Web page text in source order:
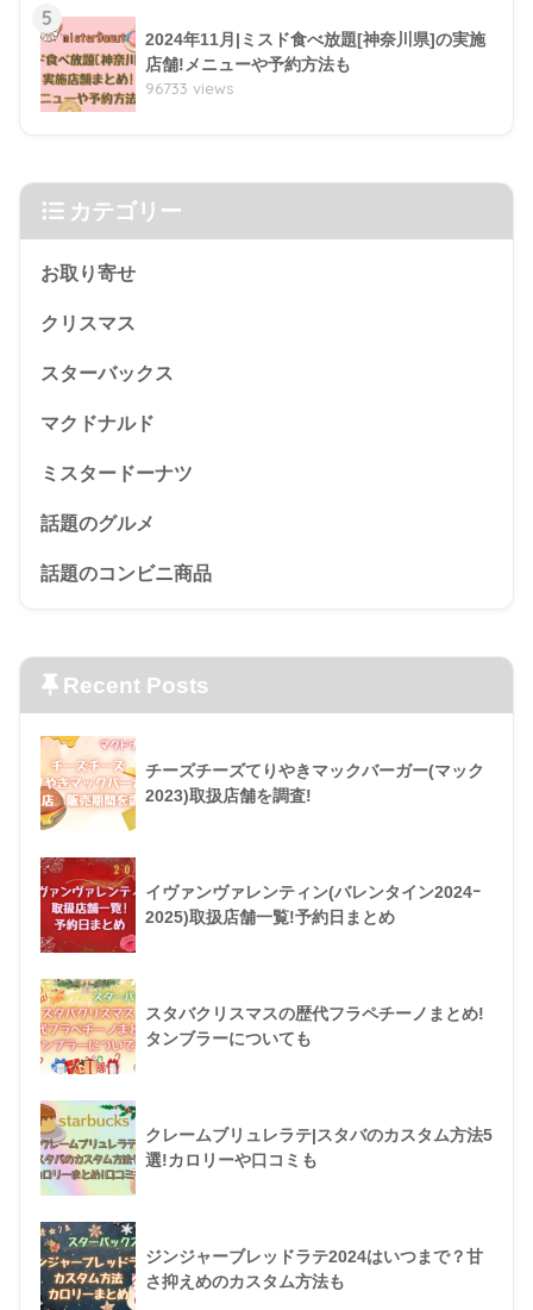
5
2024年11月|ミスド食べ放題[神奈川県]の実施
店舗!メニューや予約方法も
96733 views
カテゴリー
お取り寄せ
クリスマス
スターバックス
マクドナルド
ミスタードーナツ
話題のグルメ
話題のコンビニ商品
Recent Posts
チーズチーズてりやきマックバーガー(マック
2023)取扱店舗を調査!
イヴァンヴァレンティン(バレンタイン2024ｰ
2025)取扱店舗一覧!予約日まとめ
スタバクリスマスの歴代フラペチーノまとめ!
タンブラーについても
クレームブリュレラテ|スタバのカスタム方法5
選!カロリーや口コミも
ジンジャーブレッドラテ2024はいつまで？甘
さ抑えめのカスタム方法も